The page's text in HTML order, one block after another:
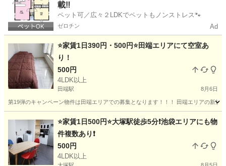
載‼️
ペット可／広々２LDKでペットもノンストレス🐾
ゼロチン Ad
⭐️家賃1日390円・500円⭐️田端エリアにて空室あ
り！
500円
4LDK以上
田端駅 8月6日
第19弾のキャンペーン物件は田端エリアでの募集となります！！！ 田端エリアの新
田端駅 シェアハウス 物件
⭐️家賃1日500円⭐️大塚駅徒歩5分❗️池袋エリアにも物
件複数あり❗️
500円
4LDK以上